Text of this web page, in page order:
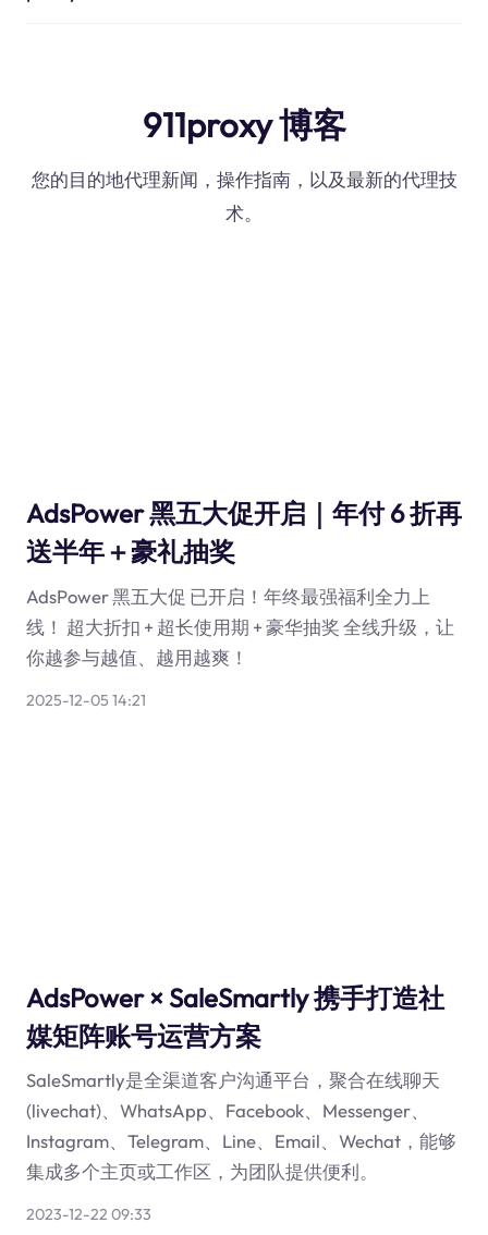
911proxy 博客
您的目的地代理新闻，操作指南，以及最新的代理技
术。
AdsPower 黑五大促开启｜年付 6 折再
送半年＋豪礼抽奖
AdsPower 黑五大促 已开启！年终最强福利全力上
线！ 超大折扣 + 超长使用期 + 豪华抽奖 全线升级，让
你越参与越值、越用越爽！
2025-12-05 14:21
AdsPower × SaleSmartly 携手打造社
媒矩阵账号运营方案
SaleSmartly是全渠道客户沟通平台，聚合在线聊天
(livechat)、WhatsApp、Facebook、Messenger、
Instagram、Telegram、Line、Email、Wechat，能够
集成多个主页或工作区，为团队提供便利。
2023-12-22 09:33